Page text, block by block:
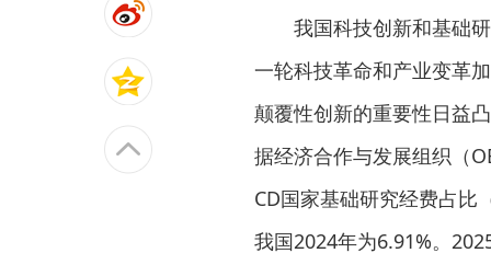
我国科技创新和基础研
一轮科技革命和产业变革
颠覆性创新的重要性日益
据经济合作与发展组织（
CD国家基础研究经费占比
我国2024年为6.91%。